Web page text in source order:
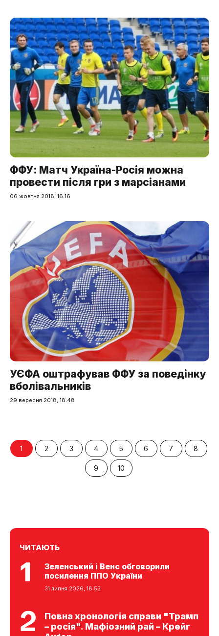
ФФУ: Матч Україна-Росія можна
провести після гри з марсіанами
06 жовтня 2018, 16:16
УЄФА оштрафував ФФУ за поведінку
вболівальників
29 вересня 2018, 18:48
1 2 3 4 5 6 7 8
9 10
ЧИТАЮТЬ
Зеленський і Венс обговорили
посилення ППО України
31 липня 2026, 18:53
Повна хронологія справи "Трамп
– росія". Мафіозний рай – Крейг